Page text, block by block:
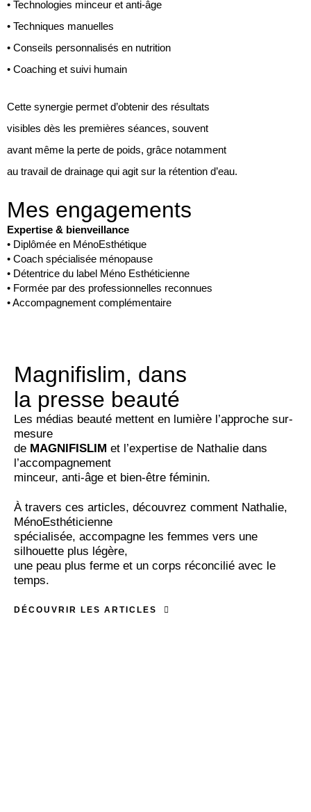
• Technologies minceur et anti-âge
• Techniques manuelles
• Conseils personnalisés en nutrition
• Coaching et suivi humain
Cette synergie permet d’obtenir des résultats
visibles dès les premières séances, souvent
avant même la perte de poids, grâce notamment
au travail de drainage qui agit sur la rétention d’eau.
Mes engagements
Expertise & bienveillance
• Diplômée en MénoEsthétique
• Coach spécialisée ménopause
• Détentrice du label Méno Esthéticienne
• Formée par des professionnelles reconnues
• Accompagnement complémentaire
Magnifislim, dans
la presse beauté
Les médias beauté mettent en lumière l’approche sur-
mesure
de MAGNIFISLIM et l’expertise de Nathalie dans
l’accompagnement
minceur, anti-âge et bien-être féminin.
À travers ces articles, découvrez comment Nathalie,
MénoEsthéticienne
spécialisée, accompagne les femmes vers une
silhouette plus légère,
une peau plus ferme et un corps réconcilié avec le
temps.
DÉCOUVRIR LES ARTICLES